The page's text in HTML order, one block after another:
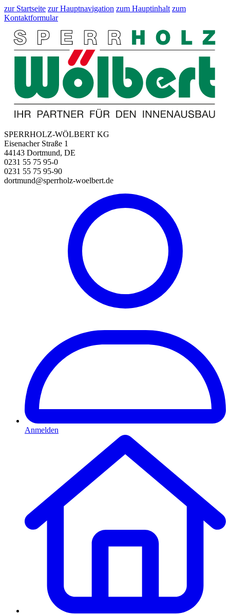
zur Startseite zur Hauptnavigation zum Hauptinhalt zum
Kontaktformular
SPERRHOLZ-WÖLBERT KG
Eisenacher Straße 1
44143 Dortmund, DE
0231 55 75 95-0
0231 55 75 95-90
dortmund@sperrholz-woelbert.de
Anmelden